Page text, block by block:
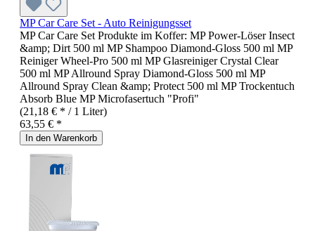
MP Car Care Set - Auto Reinigungsset
MP Car Care Set Produkte im Koffer: MP Power-Löser Insect
&amp; Dirt 500 ml MP Shampoo Diamond-Gloss 500 ml MP
Reiniger Wheel-Pro 500 ml MP Glasreiniger Crystal Clear
500 ml MP Allround Spray Diamond-Gloss 500 ml MP
Allround Spray Clean &amp; Protect 500 ml MP Trockentuch
Absorb Blue MP Microfasertuch "Profi"
(21,18 € * / 1 Liter)
63,55 € *
In den Warenkorb